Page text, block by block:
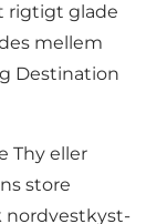
rigtigt glade
mellem
Destination
Thy eller
store
nordvestkyst-